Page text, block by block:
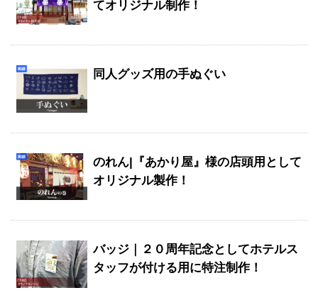
てオリジナル制作！
同人グッズ用の手ぬぐい
のれん|『あかり屋』様の店頭用として
オリジナル製作！
バッジ｜２０周年記念としてホテルス
タッフが付ける用に特注制作！